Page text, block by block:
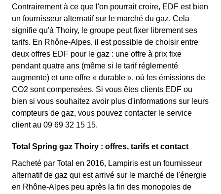
Contrairement à ce que l'on pourrait croire, EDF est bien
un fournisseur alternatif sur le marché du gaz. Cela
signifie qu'à Thoiry, le groupe peut fixer librement ses
tarifs. En Rhône-Alpes, il est possible de choisir entre
deux offres EDF pour le gaz : une offre à prix fixe
pendant quatre ans (même si le tarif réglementé
augmente) et une offre « durable », où les émissions de
CO2 sont compensées. Si vous êtes clients EDF ou
bien si vous souhaitez avoir plus d'informations sur leurs
compteurs de gaz, vous pouvez contacter le service
client au 09 69 32 15 15.
Total Spring gaz Thoiry : offres, tarifs et contact
Racheté par Total en 2016, Lampiris est un fournisseur
alternatif de gaz qui est arrivé sur le marché de l'énergie
en Rhône-Alpes peu après la fin des monopoles de